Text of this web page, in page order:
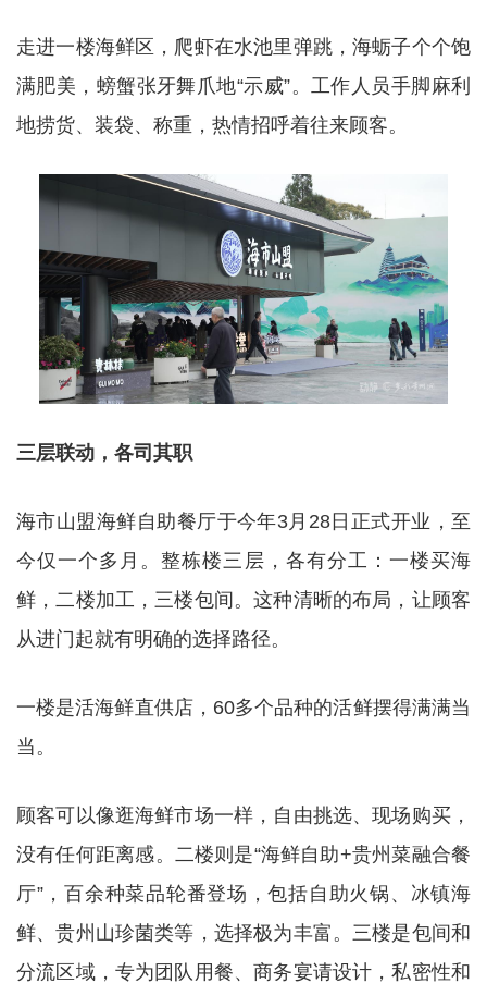
走进一楼海鲜区，爬虾在水池里弹跳，海蛎子个个饱
满肥美，螃蟹张牙舞爪地“示威”。工作人员手脚麻利
地捞货、装袋、称重，热情招呼着往来顾客。
三层联动，各司其职
海市山盟海鲜自助餐厅于今年3月28日正式开业，至
今仅一个多月。整栋楼三层，各有分工：一楼买海
鲜，二楼加工，三楼包间。这种清晰的布局，让顾客
从进门起就有明确的选择路径。
一楼是活海鲜直供店，60多个品种的活鲜摆得满满当
当。
顾客可以像逛海鲜市场一样，自由挑选、现场购买，
没有任何距离感。二楼则是“海鲜自助+贵州菜融合餐
厅”，百余种菜品轮番登场，包括自助火锅、冰镇海
鲜、贵州山珍菌类等，选择极为丰富。三楼是包间和
分流区域，专为团队用餐、商务宴请设计，私密性和